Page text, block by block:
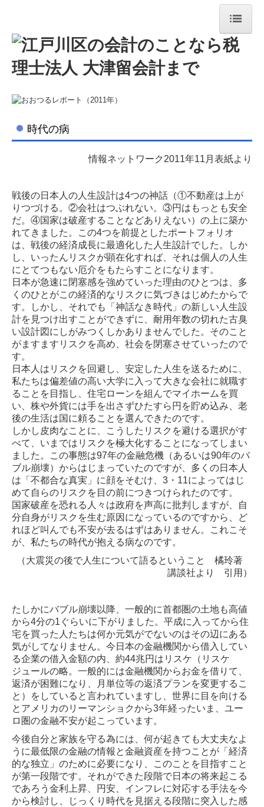
トップページ
法人紹介
当法人の強みについて
業務案内
おおつるレポート
セミナー内容
発行書籍
採用情報
時代の病
情報ネットワーク2011年11月表紙より
戦後の日本人の人生設計は4つの神話（①不動産は上が
りつづける。②会社はつぶれない。③円はもっとも安全
だ。④国家は破産することなどありえない）の上に築か
れてきました。この4つを前提としたポートフォリオ
は、戦後の経済成長に最適化した人生設計でした。しか
し、いったんリスクが顕在化すれば、それは個人の人生
にとてつもない厄介をもたらすことになります。
日本が急速に閉塞感を強めていった理由のひとつは、多
くのひとがこの経済的なリスクに気づきはじめたからで
す。しかし、それでも「神話なき時代」の新しい人生設
計を見つけ出すことができずに、耐用年数の切れた古臭
い設計図にしがみつくしかありませんでした。そのこと
がますますリスクを高め、社会を閉塞させていったので
す。
日本人はリスクを回避し、安定した人生を送るために、
私たちは偏差値の高い大学に入って大きな会社に就職す
ることを目指し、住宅ローンを組んでマイホームを買
い、株や外貨には手を出さずひたすら円を貯め込み、老
後の生活は国に頼ることを選んできたのです。
しかし皮肉なことに、こうしたリスクを避ける選択がす
べて、いまではリスクを極大化することになってしまい
ました。この事態は97年の金融危機（あるいは90年のバ
ブル崩壊）からはじまっていたのですが、多くの日本人
は「不都合な真実」に顔をそむけ、3・11によってはじ
めて自らのリスクを目の前につきつけられたのです。
国家破産を恐れる人々は政府を声高に批判しますが、自
分自身がリスクを生む原因になっているのですから、ど
れほど叫んでも不安が去るはずはありません。これこそ
が、私たちの時代が抱える病なのです。
（大震災の後で人生について語るということ 橘玲著
講談社より 引用）
たしかにバブル崩壊以降、一般的に首都圏の土地も高値
から4分の1ぐらいに下がりました。平成に入ってから住
宅を買った人たちは何か元気がでないのはその辺にある
気がしてなりません。今日本の金融機関から借入してい
る企業の借入金額の内、約44兆円はリスケ（リスケ
ジュールの略。一般的には金融機関からお金を借りて、
返済が困難になり、月単位等の返済プランを変更するこ
と）をしていると言われていますし、世界に目を向ける
とアメリカのリーマンショクから3年経ったいま、ユー
ロ圏の金融不安が起こっています。
今後自分と家族を守る為には、何が起きても大丈夫なよ
うに最低限の金融の情報と金融資産を持つことが「経済
的な独立」のために必要になり、このことを目指すこと
が第一段階です。それができた段階で日本の将来起こる
であろう金利上昇、円安、インフレに対応する手法を今
から検討し、じっくり時代を見据える段階に突入した感